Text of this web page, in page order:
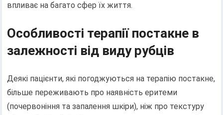
впливає на багато сфер їх життя.
Особливості терапії постакне в
залежності від виду рубців
Деякі пацієнти, які погоджуються на терапію постакне,
більше переживають про наявність еритеми
(почервоніння та запалення шкіри), ніж про текстуру